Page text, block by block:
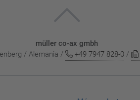
müller co-ax gmbh
/ Alemania /
+49 7947 828-0 /